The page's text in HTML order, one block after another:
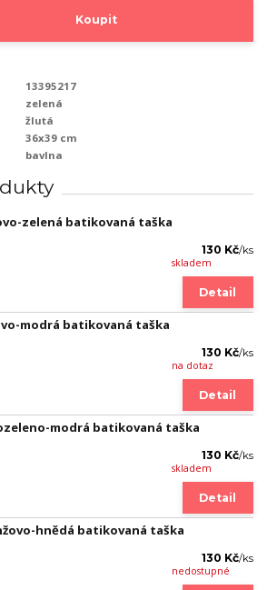
Koupit
13395217
zelená
žlutá
36x39 cm
bavlna
zelená batikovaná taška
130 Kč/ks
skladem
Detail
modrá batikovaná taška
130 Kč/ks
na dotaz
Detail
modrá batikovaná taška
130 Kč/ks
skladem
Detail
hnědá batikovaná taška
130 Kč/ks
nedostupné